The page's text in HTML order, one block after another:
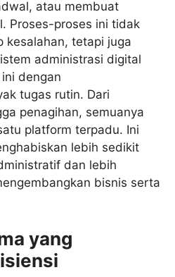
atau membuat
Proses-proses ini tidak
kesalahan, tetapi juga
administrasi digital
dengan
tugas rutin. Dari
penagihan, semuanya
platform terpadu. Ini
lebih sedikit
dan lebih
bisnis serta
yang